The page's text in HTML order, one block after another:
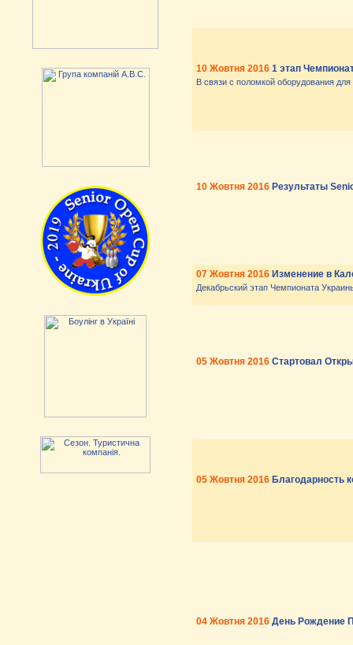
10 Жовтня 2016 1 этап
В связи с поломкой оборудования
10 Жовтня 2016 Результаты
07 Жовтня 2016 Изменение в
Декабрьский этап Чемпионата
05 Жовтня 2016 Стартовал
05 Жовтня 2016 Благодарность
04 Жовтня 2016 День Рождение